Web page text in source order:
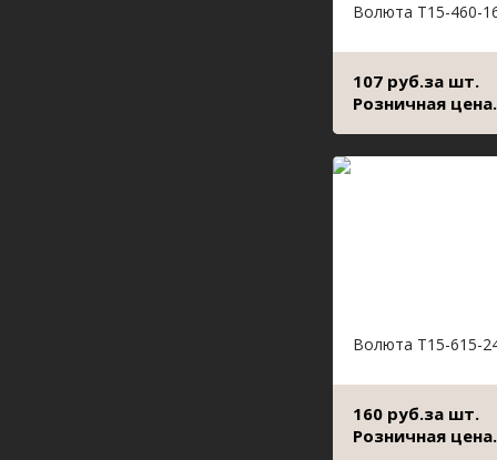
Волюта Т15-460-
107 руб.за шт.
Розничная цена.
Волюта Т15-615-
160 руб.за шт.
Розничная цена.